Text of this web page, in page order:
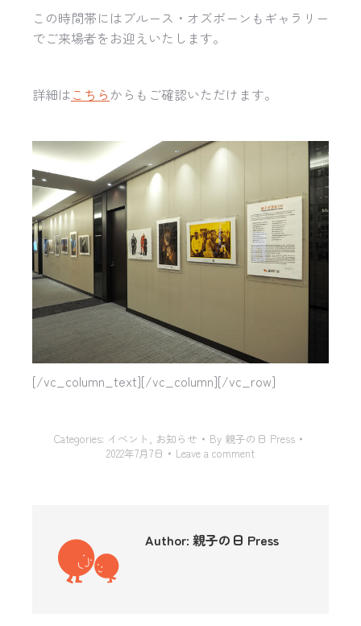
この時間帯にはブルース・ オズボーンもギャラリー
でご来場者をお迎えいたします。
詳細はこちら からもご確認いただけます。
[/vc_column_text][/vc_column][/vc_row]
Categories: イベント お知らせ By 親子の日 Press
2022年7月7日
Leave a comment
Author: 親子の日 Press